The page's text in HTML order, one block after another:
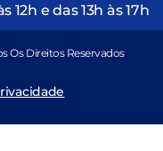
12h e das 13h às 17h
Os Direitos Reservados